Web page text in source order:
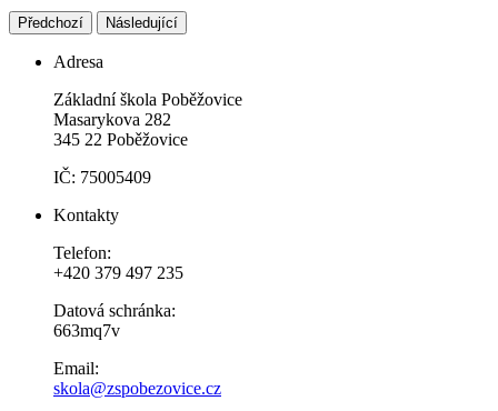
Předchozí Následující
Adresa
Základní škola Poběžovice
Masarykova 282
345 22 Poběžovice
IČ: 75005409
Kontakty
Telefon:
+420 379 497 235
Datová schránka:
663mq7v
Email:
skola@zspobezovice.cz